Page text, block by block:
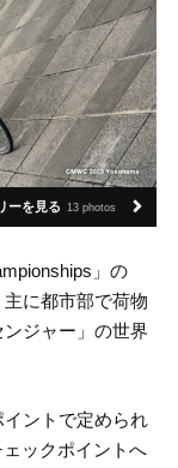
ーを見る 13 photos
」の
に都市部で荷物
ジャー」の世界
ントで定められ
ックポイントへ